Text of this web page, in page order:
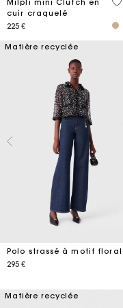
Milpli mini Clutch en
cuir craquelé
225 €
Matière recyclée
Polo strassé à motif floral
295 €
Matière recyclée